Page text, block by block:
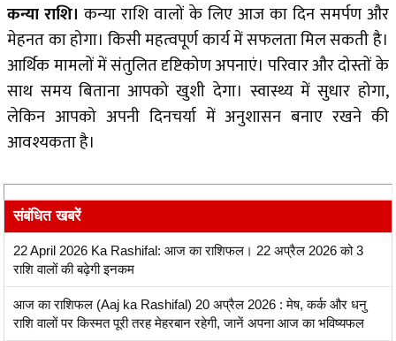
कन्या राशि। कन्या राशि वालों के लिए आज का दिन समर्पण और
मेहनत का होगा। किसी महत्वपूर्ण कार्य में सफलता मिल सकती है।
आर्थिक मामलों में संतुलित दृष्टिकोण अपनाएं। परिवार और दोस्तों के
साथ समय बिताना आपको खुशी देगा। स्वास्थ्य में सुधार होगा,
लेकिन आपको अपनी दिनचर्या में अनुशासन बनाए रखने की
आवश्यकता है।
संबंधित खबरें
22 April 2026 Ka Rashifal: आज का राशिफल। 22 अप्रैल 2026 को 3
राशि वालों की बढ़ेगी इनकम
आज का राशिफल (Aaj ka Rashifal) 20 अप्रैल 2026 : मेष, कर्क और धनु
राशि वालों पर किस्मत पूरी तरह मेहरबान रहेगी, जानें अपना आज का भविष्यफल